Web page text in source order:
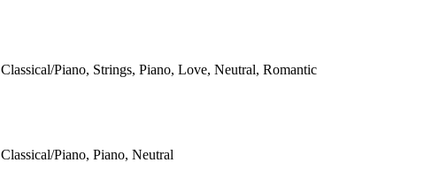
Classical/Piano, Strings, Piano, Love, Neutral, Romantic
Classical/Piano, Piano, Neutral